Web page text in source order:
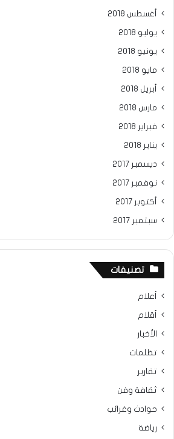
أغسطس 2018
يوليو 2018
يونيو 2018
مايو 2018
أبريل 2018
مارس 2018
فبراير 2018
يناير 2018
ديسمبر 2017
نوفمبر 2017
أكتوبر 2017
سبتمبر 2017
تصنيفات
أعلام
أقلام
الأخبار
تظلمات
تقارير
ثقافة وفن
حوادث وغرائب
رياضة